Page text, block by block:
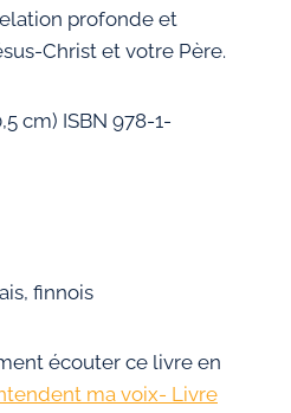
profonde et
Christ et votre Père.
cm) ISBN 978-1-
finnois
écouter ce livre en
ma voix- Livre